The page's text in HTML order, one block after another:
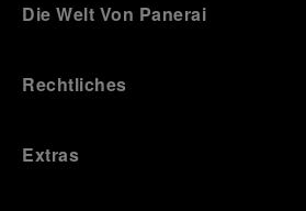
Die Welt Von Panerai
Rechtliches
Extras